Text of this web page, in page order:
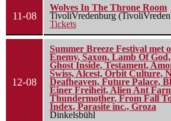
11-08
Wolves In The Throne Room
TivoliVredenburg
Tickets
12-08
Summer Breeze Festival met
Enemy, Saxon, Lamb Of
Ghost Inside, Testament,
Swiss, Alcest, Orbit Culture,
Deafheaven, Future Palace,
Einer Freiheit, Alien Ant
Thundermother, From Fall
Index, Parasite inc., Groza
Dinkelsbühl